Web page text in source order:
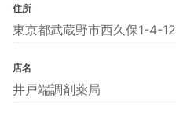
住所
東京都武蔵野市西久保1-4-12
店名
井戸端調剤薬局